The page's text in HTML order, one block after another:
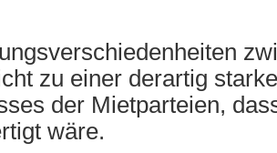
zu einer derartig
der Mietparteien,
wäre.